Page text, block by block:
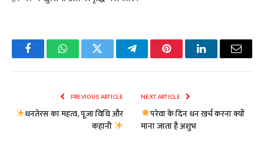
FacebookWhatsAppTwitter TelegramPinterestLinkedInEmail
PREVIOUS ARTICLE
धनतेरस का महत्व, पूजा विधि और
कहानी
NEXT ARTICLE
परेवा के दिन धन खर्च करना क्यों
माना जाता है अशुभ